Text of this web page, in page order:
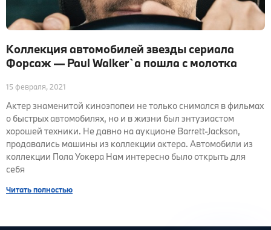
Коллекция автомобилей звезды сериала
Форсаж — Paul Walker`a пошла с молотка
15 февраля, 2021
Актер знаменитой киноэпопеи не только снимался в фильмах
о быстрых автомобилях, но и в жизни был энтузиастом
хорошей техники. Не давно на аукционе Barrett-Jackson,
продавались машины из коллекции актера. Автомобили из
коллекции Пола Уокера Нам интересно было открыть для
себя
Читать полностью